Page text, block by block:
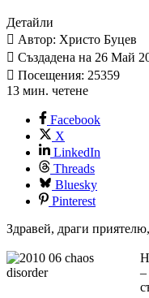
Детайли
Автор: Христо Буцев
Създадена на 26 Май
Посещения: 25359
13 мин. четене
Facebook
X
LinkedIn
Threads
Bluesky
Pinterest
Здравей, драги приятелю,
–